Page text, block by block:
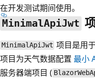
在开发测试期间使用。
MinimalApiJwt
MinimalApiJwt 项目是用
项目为天气数据配置 最小
服务器端项目 (